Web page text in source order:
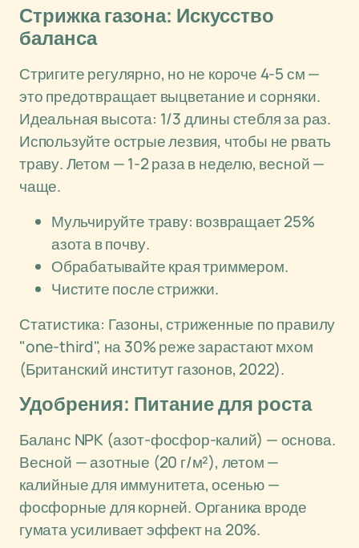
Стрижка газона: Искусство
баланса
Стригите регулярно, но не короче 4-5 см —
это предотвращает выцветание и сорняки.
Идеальная высота: 1/3 длины стебля за раз.
Используйте острые лезвия, чтобы не рвать
траву. Летом — 1-2 раза в неделю, весной —
чаще.
Мульчируйте траву: возвращает 25%
азота в почву.
Обрабатывайте края триммером.
Чистите после стрижки.
Статистика: Газоны, стриженные по правилу
"one-third", на 30% реже зарастают мхом
(Британский институт газонов, 2022).
Удобрения: Питание для роста
Баланс NPK (азот-фосфор-калий) — основа.
Весной — азотные (20 г/м²), летом —
калийные для иммунитета, осенью —
фосфорные для корней. Органика вроде
гумата усиливает эффект на 20%.